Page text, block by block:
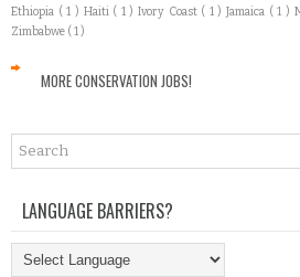
Ethiopia ( 1 ) Haiti ( 1 ) Ivory Coast ( 1 )Jamaica ( 1 )
Zimbabwe ( 1 )
MORE CONSERVATION JOBS!
LANGUAGE BARRIERS?